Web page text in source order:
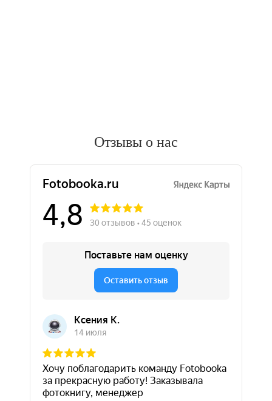
Отзывы о нас